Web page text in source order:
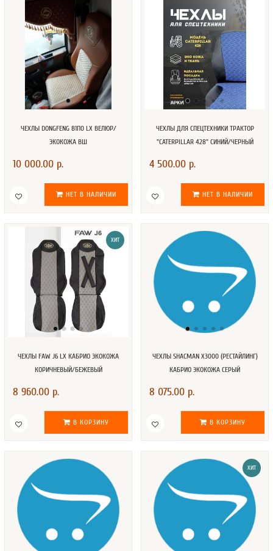
ЧЕХЛЫ DONGFENG В1П0 LX ВЕЛЮР/
ЭКОКОЖА ВШ
10 000.00 р.
НЕТ В НАЛИЧИИ
ЧЕХЛЫ ДЛЯ СПЕЦТЕХНИКИ ТРАКТОР
"CATERPILLAR 428" СИНИЙ/ЧЕРНЫЙ
4 500.00 р.
НЕТ В НАЛИЧИИ
ХИТ
ЧЕХЛЫ FAW J6 LX КАБРИО ЭКОКОЖА
КОРИЧНЕВЫЙ/БЕЖЕВЫЙ
8 960.00 р.
В КОРЗИНУ
ЧЕХЛЫ SHACMAN X3000 (РЕСТАЙЛИНГ)
КАБРИО ЭКОКОЖА СЕРЫЙ
8 075.00 р.
В КОРЗИНУ
ХИТ